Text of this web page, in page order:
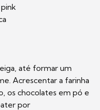
até formar um
Acrescentar a farinha
os chocolates em pó e
por